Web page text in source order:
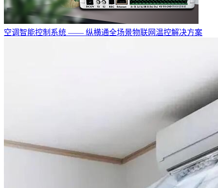
空调智能控制系统 —— 纵横通全场景物联网温控解决方案